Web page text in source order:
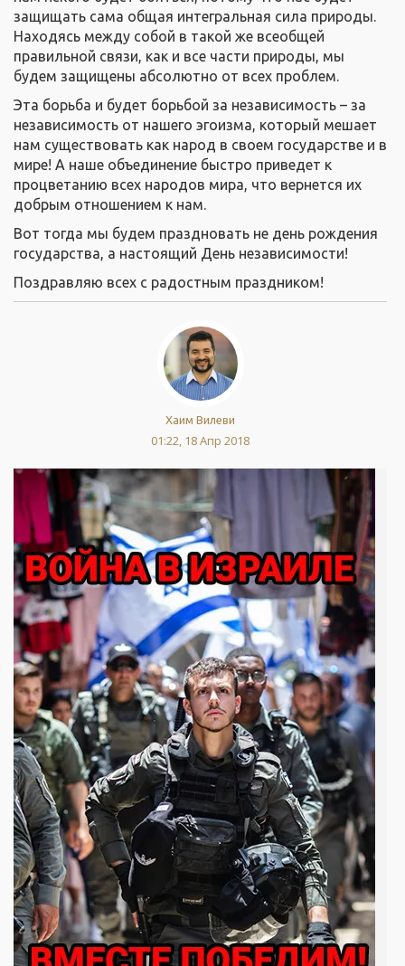
защищать сама общая интегральная сила природы.
Находясь между собой в такой же всеобщей
правильной связи, как и все части природы, мы
будем защищены абсолютно от всех проблем.
Эта борьба и будет борьбой за независимость – за
независимость от нашего эгоизма, который мешает
нам существовать как народ в своем государстве и в
мире! А наше объединение быстро приведет к
процветанию всех народов мира, что вернется их
добрым отношением к нам.
Вот тогда мы будем праздновать не день рождения
государства, а настоящий День независимости!
Поздравляю всех с радостным праздником!
Хаим Вилеви
01:22, 18 Апр 2018